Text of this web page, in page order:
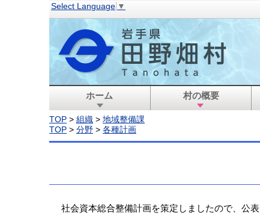
Select Language ▼
ホーム 村の概要
TOP > 組織 > 地域整備課
TOP > 分野 > 各種計画
社会資本総合整備計画を策定しましたので、公表